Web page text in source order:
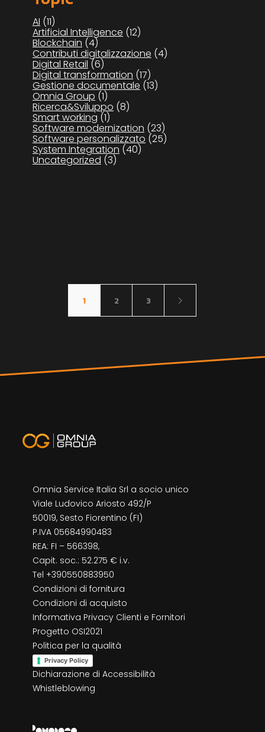
AI (11)
Artificial Intelligence (12)
Blockchain (4)
Contributi digitalizzazione (4)
Digital Retail (6)
Digital transformation (17)
Gestione documentale (13)
Omnia Group (1)
Ricerca&Sviluppo (8)
Smart working (1)
Software modernization (23)
Software personalizzato (25)
System Integration (40)
Uncategorized (3)
1 2 3
Omnia Service Italia Srl a socio unico
Viale Ludovico Ariosto 492/P
50019, Sesto Fiorentino (FI)
P.IVA 05684990483
REA: FI – 566398,
Capit. soc.: 52.275 € i.v.
Tel +390550883950
Condizioni di fornitura
Condizioni di acquisto
Informativa Privacy Clienti e Fornitori
Progetto OSI2021
Politica per la qualità
Privacy Policy
Dichiarazione di Accessibilità
Whistleblowing